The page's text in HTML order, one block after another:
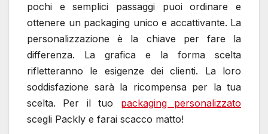
pochi e semplici passaggi puoi ordinare e
ottenere un packaging unico e accattivante. La
personalizzazione è la chiave per fare la
differenza. La grafica e la forma scelta
rifletteranno le esigenze dei clienti. La loro
soddisfazione sarà la ricompensa per la tua
scelta. Per il tuo packaging personalizzato
scegli Packly e farai scacco matto!